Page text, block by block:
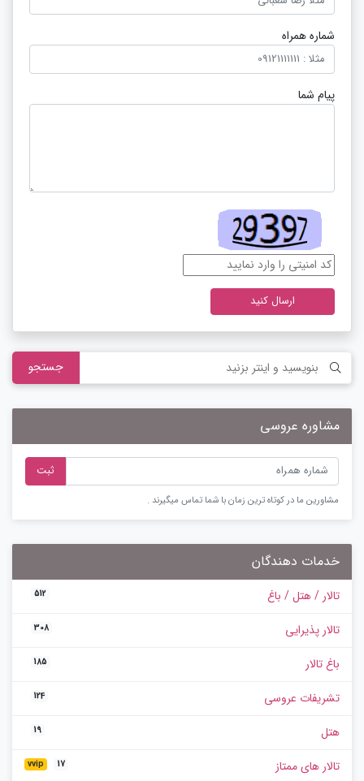
شماره همراه
پیام شما
ارسال کنید
جستجو
مشاوره عروسی
ثبت
مشاورین ما در کوتاه ترین زمان با شما تماس میگیرند .
خدمات دهندگان
تالار / هتل / باغ 512
تالار پذیرایی 308
باغ تالار 185
تشریفات عروسی 124
هتل 19
تالار های ممتاز vvip 17